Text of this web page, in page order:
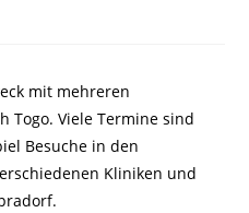
mit mehreren
Togo. Viele Termine sind
Besuche in den
Kliniken und